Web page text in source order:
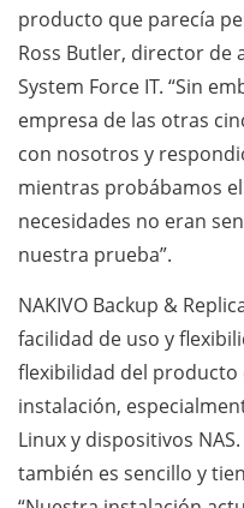
producto que parecía
Ross Butler, director de
System Force IT. “Sin
empresa de las otras
con nosotros y
mientras probábamos
necesidades no eran
nuestra prueba”.
NAKIVO Backup &
facilidad de uso y
flexibilidad del
instalación,
Linux y dispositivos
también es sencillo y